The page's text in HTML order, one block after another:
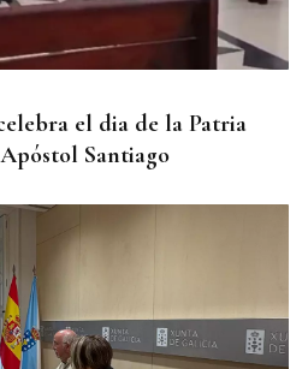
el dia de la Patria
Santiago